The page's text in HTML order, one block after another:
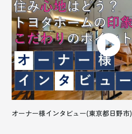
オーナー様インタビュー(東京都日野市)